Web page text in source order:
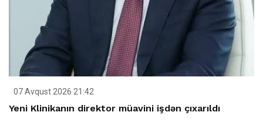
07 Avqust 2026 21:42
Yeni Klinikanın direktor müavini işdən çıxarıldı